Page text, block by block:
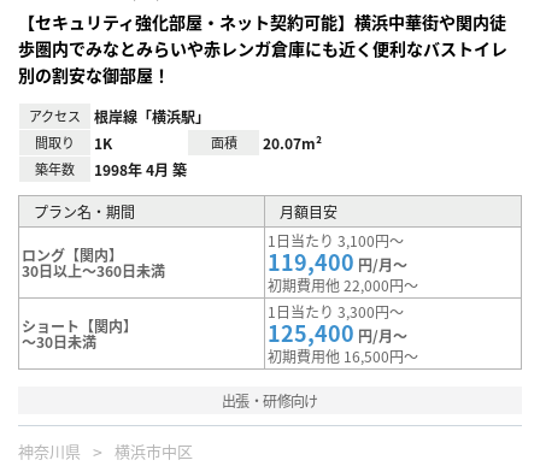
【セキュリティ強化部屋・ネット契約可能】横浜中華街や関内徒
歩圏内でみなとみらいや赤レンガ倉庫にも近く便利なバストイレ
別の割安な御部屋！
アクセス 根岸線「横浜駅」
間取り 1K 面積 20.07m²
築年数 1998年 4月 築
プラン名・期間 月額目安
ロング【関内】
30日以上～360日未満
1日当たり 3,100円～
119,400 円/月～
初期費用他 22,000円～
ショート【関内】
～30日未満
1日当たり 3,300円～
125,400 円/月～
初期費用他 16,500円～
出張・研修向け
神奈川県 横浜市中区